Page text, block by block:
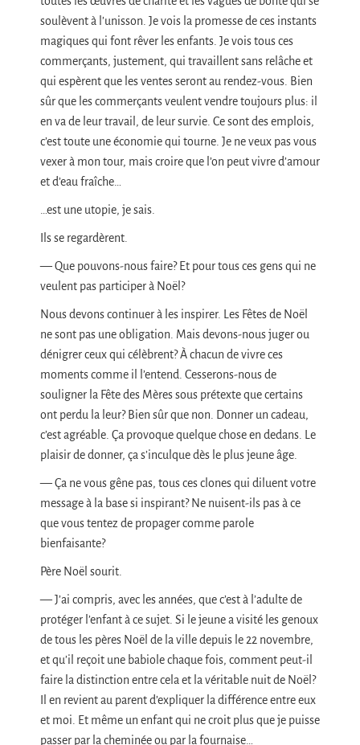
soulèvent à l’unisson. Je vois la promesse de ces instants
magiques qui font rêver les enfants. Je vois tous ces
commerçants, justement, qui travaillent sans relâche et
qui espèrent que les ventes seront au rendez-vous. Bien
sûr que les commerçants veulent vendre toujours plus: il
en va de leur travail, de leur survie. Ce sont des emplois,
c’est toute une économie qui tourne. Je ne veux pas vous
vexer à mon tour, mais croire que l’on peut vivre d’amour
et d’eau fraîche…
…est une utopie, je sais.
Ils se regardèrent.
— Que pouvons-nous faire? Et pour tous ces gens qui ne
veulent pas participer à Noël?
Nous devons continuer à les inspirer. Les Fêtes de Noël
ne sont pas une obligation. Mais devons-nous juger ou
dénigrer ceux qui célèbrent? À chacun de vivre ces
moments comme il l’entend. Cesserons-nous de
souligner la Fête des Mères sous prétexte que certains
ont perdu la leur? Bien sûr que non. Donner un cadeau,
c’est agréable. Ça provoque quelque chose en dedans. Le
plaisir de donner, ça s’inculque dès le plus jeune âge.
— Ça ne vous gêne pas, tous ces clones qui diluent votre
message à la base si inspirant? Ne nuisent-ils pas à ce
que vous tentez de propager comme parole
bienfaisante?
Père Noël sourit.
— J’ai compris, avec les années, que c’est à l’adulte de
protéger l’enfant à ce sujet. Si le jeune a visité les genoux
de tous les pères Noël de la ville depuis le 22 novembre,
et qu’il reçoit une babiole chaque fois, comment peut-il
faire la distinction entre cela et la véritable nuit de Noël?
Il en revient au parent d’expliquer la différence entre eux
et moi. Et même un enfant qui ne croit plus que je puisse
passer par la cheminée ou par la fournaise…